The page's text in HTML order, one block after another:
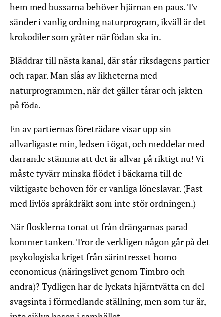
hem med bussarna behöver hjärnan en paus. Tv
sänder i vanlig ordning naturprogram, ikväll är det
krokodiler som gråter när födan ska in.
Bläddrar till nästa kanal, där står riksdagens partier
och rapar. Man slås av likheterna med
naturprogrammen, när det gäller tårar och jakten
på föda.
En av partiernas företrädare visar upp sin
allvarligaste min, ledsen i ögat, och meddelar med
darrande stämma att det är allvar på riktigt nu! Vi
måste tyvärr minska flödet i bäckarna till de
viktigaste behoven för er vanliga löneslavar. (Fast
med livlös språkdräkt som inte stör ordningen.)
När flosklerna tonat ut från drängarnas parad
kommer tanken. Tror de verkligen någon går på det
psykologiska kriget från särintresset homo
economicus (näringslivet genom Timbro och
andra)? Tydligen har de lyckats hjärntvätta en del
svagsinta i förmedlande ställning, men som tur är,